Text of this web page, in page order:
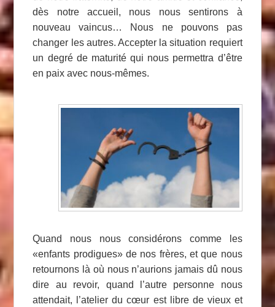
dès notre accueil, nous nous sentirons à
nouveau vaincus… Nous ne pouvons pas
changer les autres. Accepter la situation requiert
un degré de maturité qui nous permettra d’être
en paix avec nous-mêmes.
Quand nous nous considérons comme les
«enfants prodigues» de nos frères, et que nous
retournons là où nous n’aurions jamais dû nous
dire au revoir, quand l’autre personne nous
attendait, l’atelier du cœur est libre de vieux et